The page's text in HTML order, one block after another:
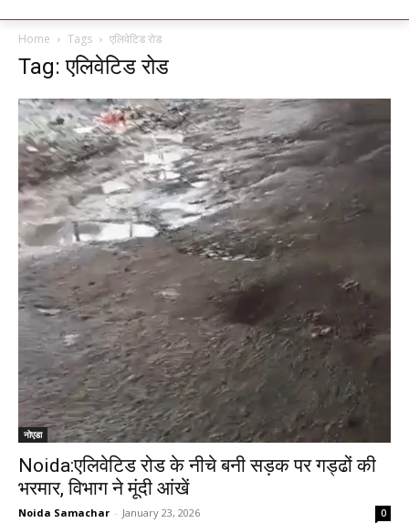
Home Tags एलिवेटिड रोड
Tag: एलिवेटिड रोड
नोएडा
Noida:एलिवेटिड रोड के नीचे बनी सड़क पर गड्ढों की
भरमार, विभाग ने मूंदी आंखें
Noida Samachar - January 23, 2026 0